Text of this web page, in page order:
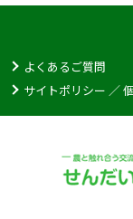
よくあるご質問
サイトポリシー ／